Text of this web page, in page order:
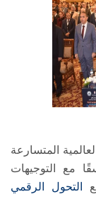
المتسارعة
مع التوجيهات
التحول الرقمي